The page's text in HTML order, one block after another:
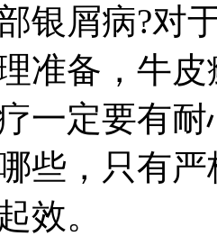
银屑病?对
准备，牛
一定要有
些，只有
效。